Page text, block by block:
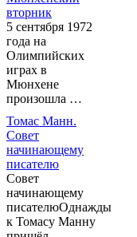
вторник
5 сентября 1972
года на
Олимпийских
играх в
Мюнхене
произошла …
Томас Манн.
Совет
начинающему
писателю
Совет
начинающему
писателюОднажды
к Томасу Манну